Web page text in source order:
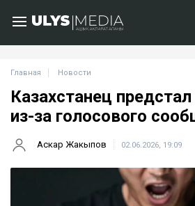
Главная Новости
Казахстанец
из-за голосового
Аскар Жакыпов 02.06.2026, 19:09